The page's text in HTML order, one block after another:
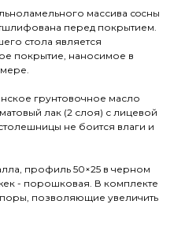
массива сoсны
перед покрытием.
стола является
покрытие, наносимое в
грунтовочное масло
лак (2 слоя) с лицевой
не боится влаги и
профиль 50×25 в черном
- порошковая. В комплекте
позволяющие увеличить